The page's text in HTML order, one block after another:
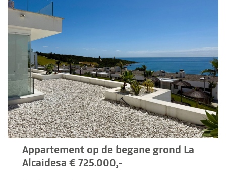
Appartement op de begane grond La
Alcaidesa € 725.000,-